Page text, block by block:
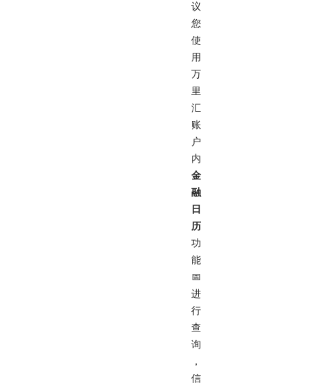
议
您
使
用
万
里
汇
账
户
内
金
融
日
历
功
能
📅
进
行
查
询
，
信